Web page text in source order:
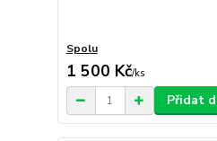
Spolu
1 500 Kč/ks
Přidat